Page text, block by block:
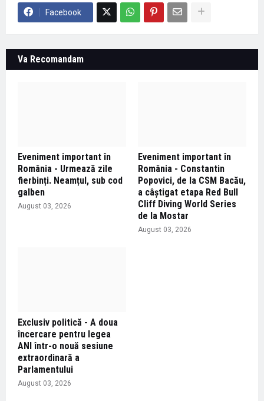
Facebook
Va Recomandam
Eveniment important în
România - Urmează zile
fierbinți. Neamțul, sub cod
galben
August 03, 2026
Eveniment important în
România - Constantin
Popovici, de la CSM Bacău,
a câștigat etapa Red Bull
Cliff Diving World Series
de la Mostar
August 03, 2026
Exclusiv politică - A doua
încercare pentru legea
ANI într-o nouă sesiune
extraordinară a
Parlamentului
August 03, 2026